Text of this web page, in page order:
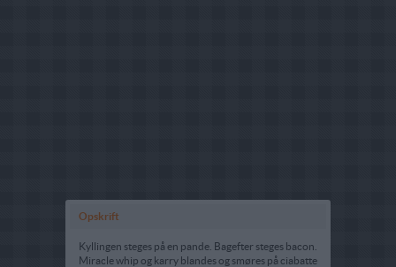
Opskrift
Kyllingen steges på en pande. Bagefter steges bacon.
Miracle whip og karry blandes og smøres på ciabatte